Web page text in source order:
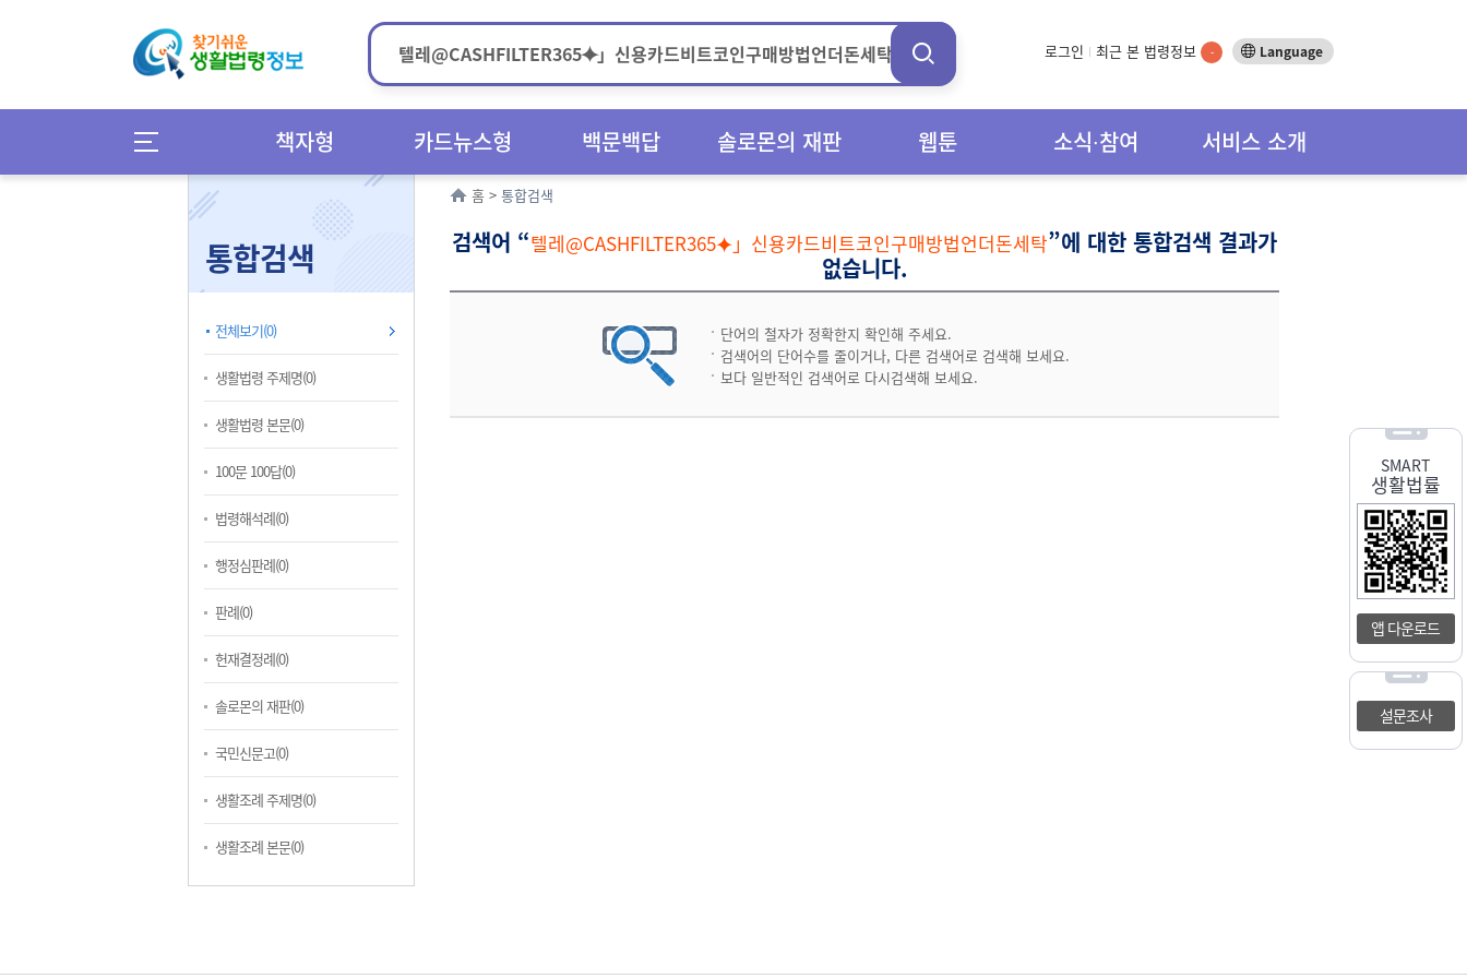
로그인 최근 본 법령정보 - Language
책자형 카드뉴스형 백문백답 솔로몬의 재판 웹툰 소식∙참여 서비스 소개
SMART
생활법률
앱 다운로드
설문조사
통합검색
전체보기(0)
생활법령 주제명(0)
생활법령 본문(0)
100문 100답(0)
법령해석례(0)
행정심판례(0)
판례(0)
헌재결정례(0)
솔로몬의 재판(0)
국민신문고(0)
생활조례 주제명(0)
생활조례 본문(0)
홈 > 통합검색
검색어 “텔레@CASHFILTER365⯌」신용카드비트코인구매방법언더돈세탁”에 대한 통합검색 결과가
없습니다.
단어의 철자가 정확한지 확인해 주세요.
검색어의 단어수를 줄이거나, 다른 검색어로 검색해 보세요.
보다 일반적인 검색어로 다시검색해 보세요.